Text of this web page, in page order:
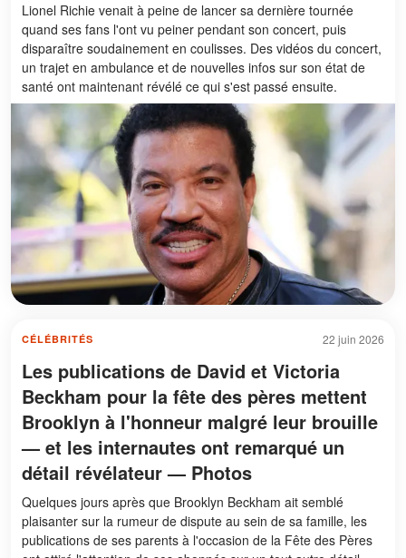
Lionel Richie venait à peine de lancer sa dernière tournée
quand ses fans l'ont vu peiner pendant son concert, puis
disparaître soudainement en coulisses. Des vidéos du concert,
un trajet en ambulance et de nouvelles infos sur son état de
santé ont maintenant révélé ce qui s'est passé ensuite.
22 juin 2026
CÉLÉBRITÉS
Les publications de David et Victoria
Beckham pour la fête des pères mettent
Brooklyn à l'honneur malgré leur brouille
— et les internautes ont remarqué un
détail révélateur — Photos
Quelques jours après que Brooklyn Beckham ait semblé
plaisanter sur la rumeur de dispute au sein de sa famille, les
publications de ses parents à l'occasion de la Fête des Pères